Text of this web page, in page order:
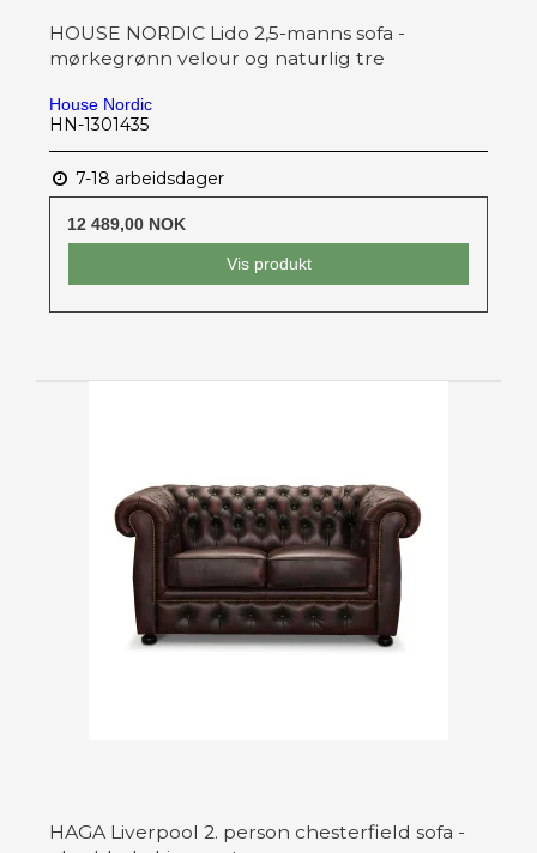
HOUSE NORDIC Lido 2,5-manns sofa -
mørkegrønn velour og naturlig tre
House Nordic
HN-1301435
7-18 arbeidsdager
12 489,00 NOK
Vis produkt
HAGA Liverpool 2. person chesterfield sofa -